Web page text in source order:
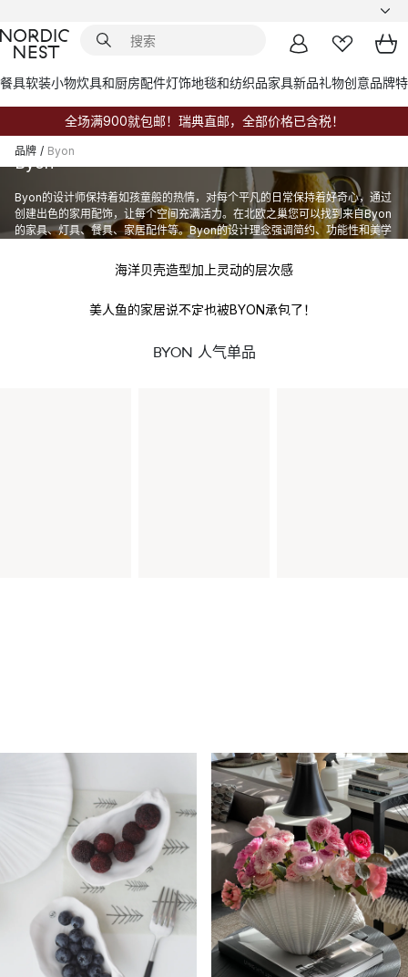
餐具软装小物炊具和厨房配件灯饰地毯和纺织品家具新品礼物创意品牌
全场满900就包邮！瑞典直邮，全部价格已含税！
品牌 / Byon
Byon
Byon的设计师保持着如孩童般的热情，对每个平凡的日常保持着好奇心，通过
创建出色的家用配饰，让每个空间充满活力。在北欧之巢您可以找到来自Byon
的家具、灯具、餐具、家居配件等。Byon的设计理念强调简约、功能性和美学
来自瑞典的 Byon有着超多绝美的设计
海洋贝壳造型加上灵动的层次感
美人鱼的家居说不定也被BYON承包了！
BYON 人气单品